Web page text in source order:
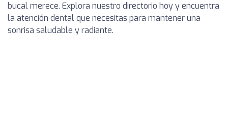
bucal merece. Explora nuestro directorio hoy y encuentra
la atención dental que necesitas para mantener una
sonrisa saludable y radiante.